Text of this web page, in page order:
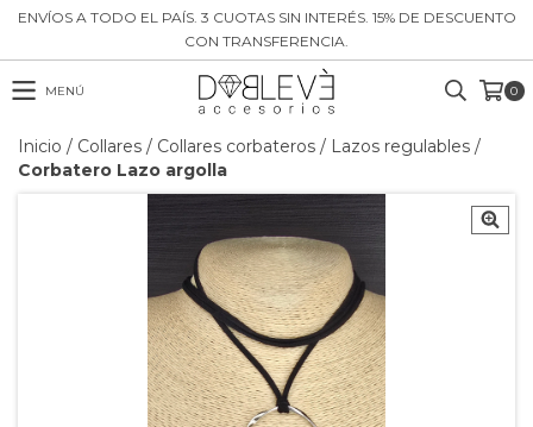
ENVÍOS A TODO EL PAÍS. 3 CUOTAS SIN INTERÉS. 15% DE DESCUENTO
CON TRANSFERENCIA.
MENÚ 0
Inicio / Collares / Collares corbateros / Lazos regulables /
Corbatero Lazo argolla